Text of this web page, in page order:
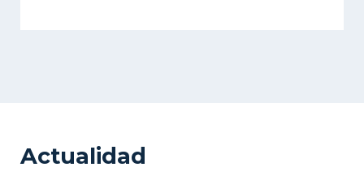
Actualidad